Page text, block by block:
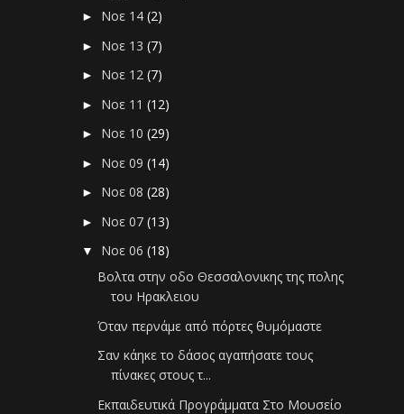
► Νοε 14(2)
► Νοε 13(7)
► Νοε 12(7)
► Νοε 11(12)
► Νοε 10(29)
► Νοε 09(14)
► Νοε 08(28)
► Νοε 07(13)
▼ Νοε 06(18)
Βολτα στην οδο Θεσσαλονικης της πολης
του Ηρακλειου
Όταν περνάμε από πόρτες θυμόμαστε
Σαν κάηκε το δάσος αγαπήσατε τους
πίνακες στους τ...
Εκπαιδευτικά Προγράμματα Στο Μουσείο